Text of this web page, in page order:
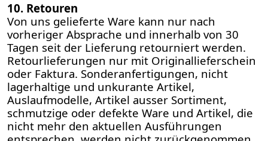
10. Retouren
Von uns gelieferte Ware kann nur nach
vorheriger Absprache und innerhalb von 30
Tagen seit der Lieferung retourniert werden.
Retourlieferungen nur mit Originallieferschein
oder Faktura. Sonderanfertigungen, nicht
lagerhaltige und unkurante Artikel,
Auslaufmodelle, Artikel ausser Sortiment,
schmutzige oder defekte Ware und Artikel, die
nicht mehr den aktuellen Ausführungen